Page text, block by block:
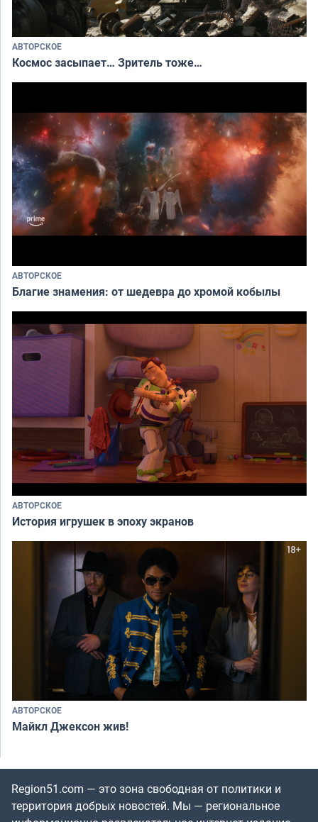
АВТОРСКОЕ
Космос засыпает… Зритель тоже…
АВТОРСКОЕ
Благие знамения: от шедевра до хромой кобылы
АВТОРСКОЕ
История игрушек в эпоху экранов
АВТОРСКОЕ
Майкл Джексон жив!
Region51.com — это зона свободная от политики и
территория добрых новостей. Мы — региональное